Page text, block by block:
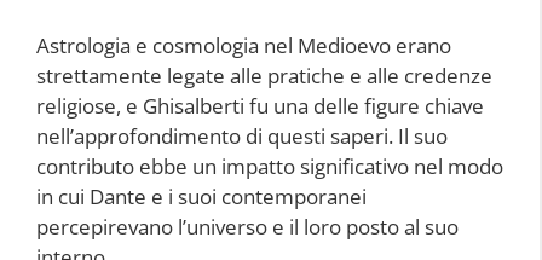
Astrologia e cosmologia nel Medioevo erano
strettamente legate alle pratiche e alle credenze
religiose, e Ghisalberti fu una delle figure chiave
nell’approfondimento di questi saperi. Il suo
contributo ebbe un impatto significativo nel modo
in cui Dante e i suoi contemporanei
percepirevano l’universo e il loro posto al suo